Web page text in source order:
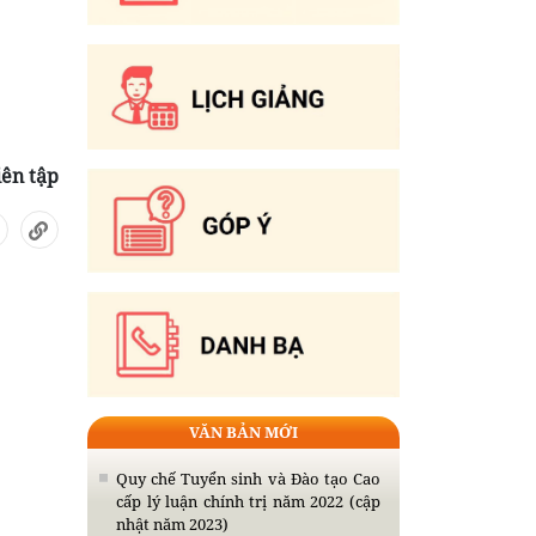
tập
VĂN BẢN MỚI
Quy chế Tuyển sinh và Đào tạo Cao
cấp lý luận chính trị năm 2022 (cập
nhật năm 2023)